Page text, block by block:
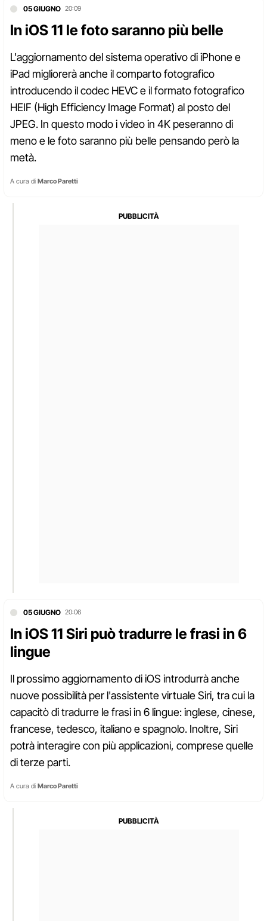
05 GIUGNO 20:09
In iOS 11 le foto saranno più belle
L'aggiornamento del sistema operativo di iPhone e
iPad migliorerà anche il comparto fotografico
introducendo il codec HEVC e il formato fotografico
HEIF (High Efficiency Image Format) al posto del
JPEG. In questo modo i video in 4K peseranno di
meno e le foto saranno più belle pensando però la
metà.
A cura di Marco Paretti
05 GIUGNO 20:06
In iOS 11 Siri può tradurre le frasi in 6
lingue
Il prossimo aggiornamento di iOS introdurrà anche
nuove possibilità per l'assistente virtuale Siri, tra cui la
capacitò di tradurre le frasi in 6 lingue: inglese, cinese,
francese, tedesco, italiano e spagnolo. Inoltre, Siri
potrà interagire con più applicazioni, comprese quelle
di terze parti.
A cura di Marco Paretti